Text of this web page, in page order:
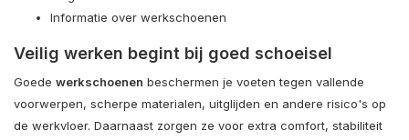
Informatie over werkschoenen
Veilig werken begint bij goed schoeisel
Goede werkschoenen beschermen je voeten tegen vallende
voorwerpen, scherpe materialen, uitglijden en andere risico's op
de werkvloer. Daarnaast zorgen ze voor extra comfort, stabiliteit